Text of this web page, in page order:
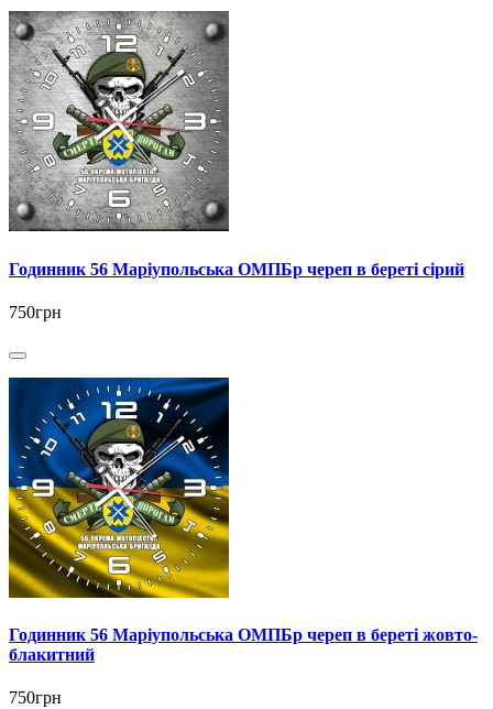
Годинник 56 Маріупольська ОМПБр череп в береті сірий
750грн
Годинник 56 Маріупольська ОМПБр череп в береті жовто-
блакитний
750грн